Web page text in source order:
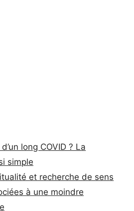
long COVID ? La
simple
et recherche de sens
à une moindre